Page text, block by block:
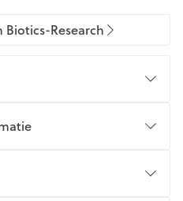
Research